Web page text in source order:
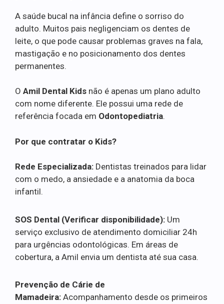
A saúde bucal na infância define o sorriso do
adulto. Muitos pais negligenciam os dentes de
leite, o que pode causar problemas graves na fala,
mastigação e no posicionamento dos dentes
permanentes.
O Amil Dental Kids não é apenas um plano adulto
com nome diferente. Ele possui uma rede de
referência focada em Odontopediatria.
Por que contratar o Kids?
Rede Especializada: Dentistas treinados para lidar
com o medo, a ansiedade e a anatomia da boca
infantil.
SOS Dental (Verificar disponibilidade): Um
serviço exclusivo de atendimento domiciliar 24h
para urgências odontológicas. Em áreas de
cobertura, a Amil envia um dentista até sua casa.
Prevenção de Cárie de
Mamadeira: Acompanhamento desde os primeiros